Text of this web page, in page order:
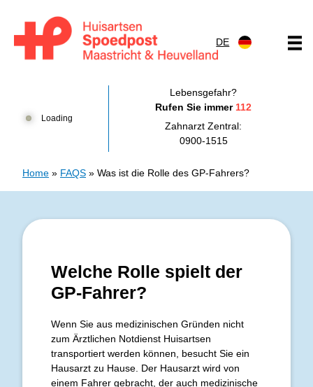
DE
Loading
Lebensgefahr?
Rufen Sie immer 112
Zahnarzt Zentral:
0900-1515
Home » FAQS » Was ist die Rolle des GP-Fahrers?
Welche Rolle spielt der
GP-Fahrer?
Wenn Sie aus medizinischen Gründen nicht
zum Ärztlichen Notdienst Huisartsen
transportiert werden können, besucht Sie ein
Hausarzt zu Hause. Der Hausarzt wird von
einem Fahrer gebracht, der auch medizinische